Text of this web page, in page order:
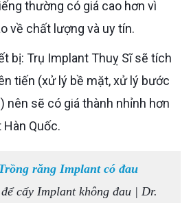
thường có giá cao hơn vì
về chất lượng và uy tín.
tiến (xử lý bề mặt, xử lý bước
nên sẽ có giá thành nhỉnh hơn
Quốc.
răng Implant có đau
cấy Implant không đau | Dr.